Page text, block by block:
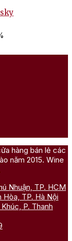
hàng bán lẻ các
năm 2015. Wine
Nhuận, TP. HCM
Hòa, TP. Hà Nội
P. Thanh